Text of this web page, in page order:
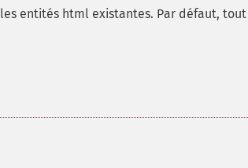
entités html existantes. Par défaut, tout